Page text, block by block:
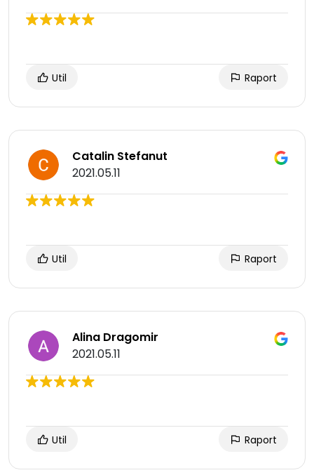
Util Raport
Catalin Stefanut
2021.05.11
Util Raport
Alina Dragomir
2021.05.11
Util Raport